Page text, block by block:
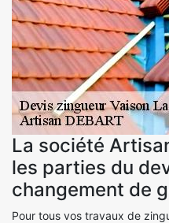
La société
les parties du
changement de
Pour tous vos travaux de